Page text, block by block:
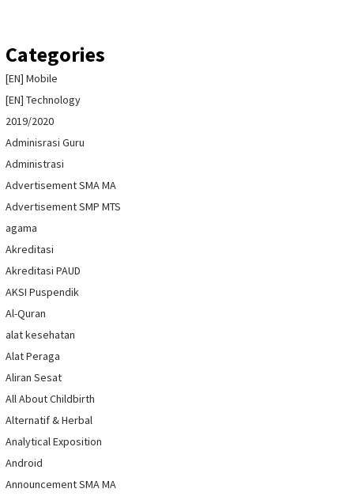
Categories
[EN] Mobile
[EN] Technology
2019/2020
Adminisrasi Guru
Administrasi
Advertisement SMA MA
Advertisement SMP MTS
agama
Akreditasi
Akreditasi PAUD
AKSI Puspendik
Al-Quran
alat kesehatan
Alat Peraga
Aliran Sesat
All About Childbirth
Alternatif & Herbal
Analytical Exposition
Android
Announcement SMA MA